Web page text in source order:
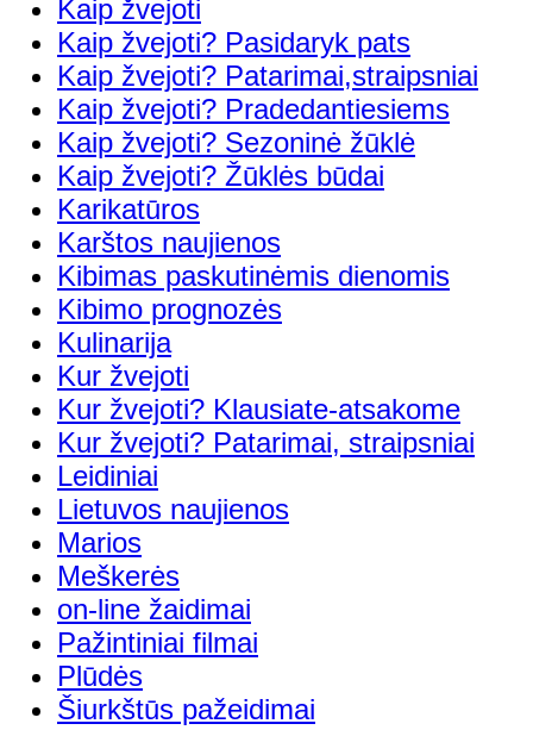
Kaip žvejoti
Kaip žvejoti? Pasidaryk pats
Kaip žvejoti? Patarimai,straipsniai
Kaip žvejoti? Pradedantiesiems
Kaip žvejoti? Sezoninė žūklė
Kaip žvejoti? Žūklės būdai
Karikatūros
Karštos naujienos
Kibimas paskutinėmis dienomis
Kibimo prognozės
Kulinarija
Kur žvejoti
Kur žvejoti? Klausiate-atsakome
Kur žvejoti? Patarimai, straipsniai
Leidiniai
Lietuvos naujienos
Marios
Meškerės
on-line žaidimai
Pažintiniai filmai
Plūdės
Šiurkštūs pažeidimai